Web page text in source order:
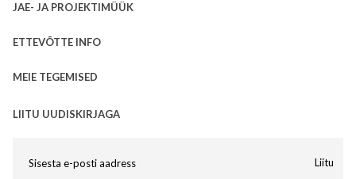
JAE- JA PROJEKTIMÜÜK
ETTEVÕTTE INFO
MEIE TEGEMISED
LIITU UUDISKIRJAGA
Liitu